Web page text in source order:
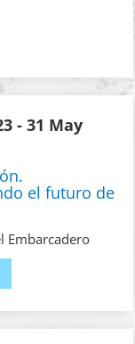
- 31 May
el futuro de
Embarcadero